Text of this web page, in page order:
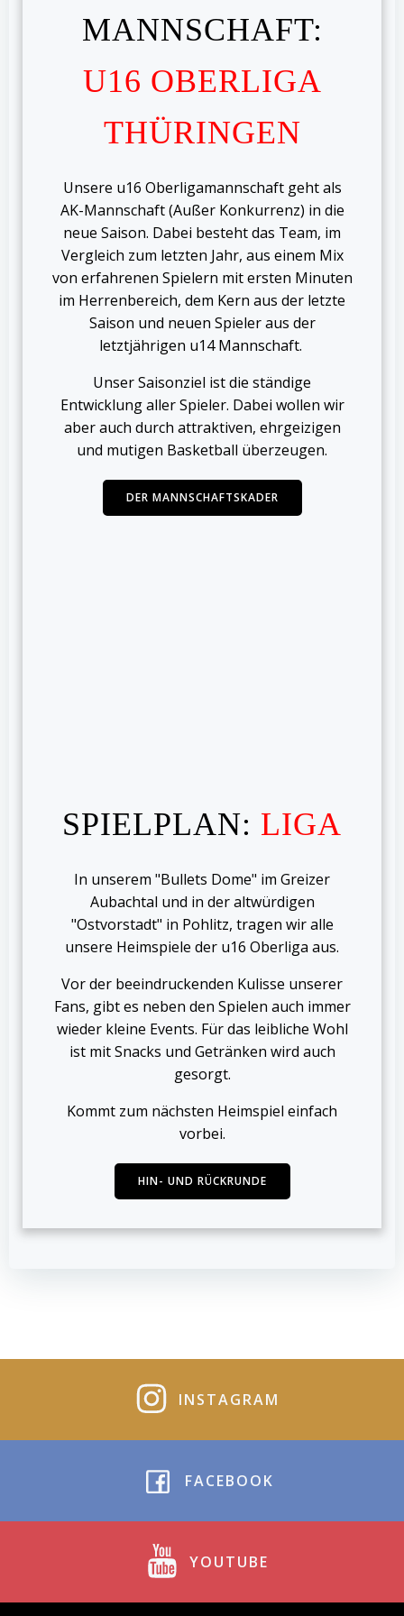
MANNSCHAFT:
U16 OBERLIGA
THÜRINGEN
Unsere u16 Oberligamannschaft geht als
AK-Mannschaft (Außer Konkurrenz) in die
neue Saison. Dabei besteht das Team, im
Vergleich zum letzten Jahr, aus einem Mix
von erfahrenen Spielern mit ersten Minuten
im Herrenbereich, dem Kern aus der letzte
Saison und neuen Spieler aus der
letztjährigen u14 Mannschaft.
Unser Saisonziel ist die ständige
Entwicklung aller Spieler. Dabei wollen wir
aber auch durch attraktiven, ehrgeizigen
und mutigen Basketball überzeugen.
DER MANNSCHAFTSKADER
SPIELPLAN: LIGA
In unserem "Bullets Dome" im Greizer
Aubachtal und in der altwürdigen
"Ostvorstadt" in Pohlitz, tragen wir alle
unsere Heimspiele der u16 Oberliga aus.
Vor der beeindruckenden Kulisse unserer
Fans, gibt es neben den Spielen auch immer
wieder kleine Events. Für das leibliche Wohl
ist mit Snacks und Getränken wird auch
gesorgt.
Kommt zum nächsten Heimspiel einfach
vorbei.
HIN- UND RÜCKRUNDE
INSTAGRAM
FACEBOOK
YOUTUBE